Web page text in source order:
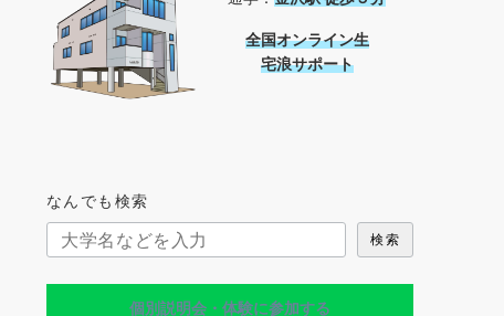
全国オンライン生
宅浪サポート
なんでも検索
検索
個別説明会・体験に参加する